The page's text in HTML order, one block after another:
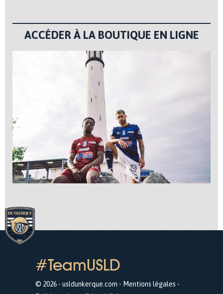
ACCÉDER À LA BOUTIQUE EN LIGNE
#TeamUSLD
© 2026 - usldunkerque.com - Mentions légales -